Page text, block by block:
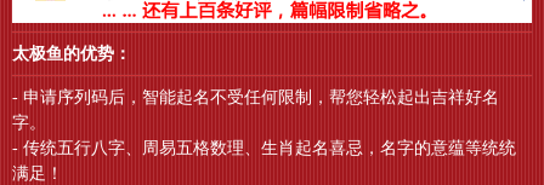
太极鱼的优势：
- 申请序列码后，智能起名不受任何限制，帮您轻松起出吉祥好名
字。
- 传统五行八字、周易五格数理、生肖起名喜忌，名字的意蕴等统统
满足！